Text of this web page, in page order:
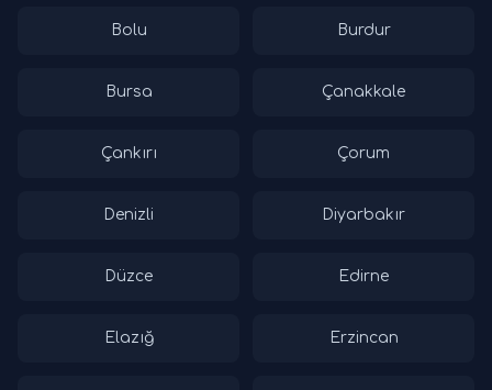
Bolu Burdur
Bursa Çanakkale
Çankırı Çorum
Denizli Diyarbakır
Düzce Edirne
Elazığ Erzincan